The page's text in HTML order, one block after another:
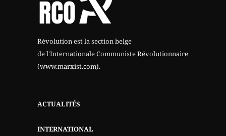
Révolution est la section belge
de l'Internationale Communiste Révolutionnaire
(www.marxist.com).
ACTUALITÉS
INTERNATIONAL